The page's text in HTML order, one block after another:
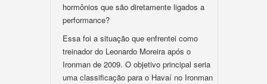
hormônios que são diretamente ligados a
performance?
Essa foi a situação que enfrentei como
treinador do Leonardo Moreira após o
Ironman de 2009. O objetivo principal seria
uma classificação para o Havaí no Ironman